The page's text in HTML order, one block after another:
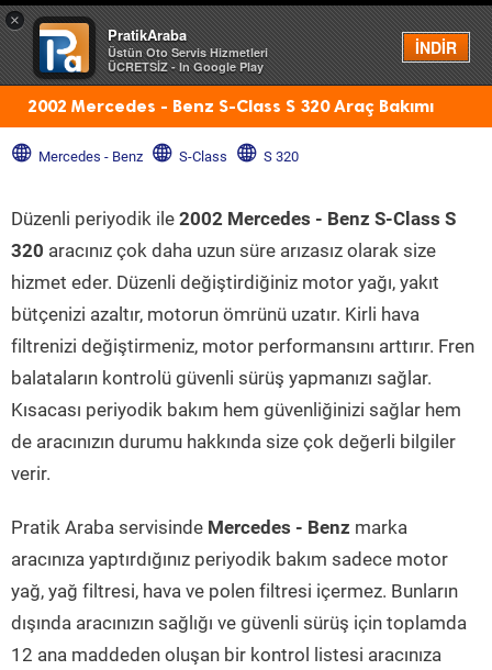
×
PratikAraba
Üstün Oto Servis Hizmetleri
ÜCRETSİZ - In Google Play
İNDİR
Menü
2002 Mercedes - Benz S-Class S 320 Araç Bakımı
Mercedes - Benz S-Class S 320
Düzenli periyodik ile 2002 Mercedes - Benz S-Class S
320 aracınız çok daha uzun süre arızasız olarak size
hizmet eder. Düzenli değiştirdiğiniz motor yağı, yakıt
bütçenizi azaltır, motorun ömrünü uzatır. Kirli hava
filtrenizi değiştirmeniz, motor performansını arttırır. Fren
balataların kontrolü güvenli sürüş yapmanızı sağlar.
Kısacası periyodik bakım hem güvenliğinizi sağlar hem
de aracınızın durumu hakkında size çok değerli bilgiler
verir.
Pratik Araba servisinde Mercedes - Benz marka
aracınıza yaptırdığınız periyodik bakım sadece motor
yağ, yağ filtresi, hava ve polen filtresi içermez. Bunların
dışında aracınızın sağlığı ve güvenli sürüş için toplamda
12 ana maddeden oluşan bir kontrol listesi aracınıza